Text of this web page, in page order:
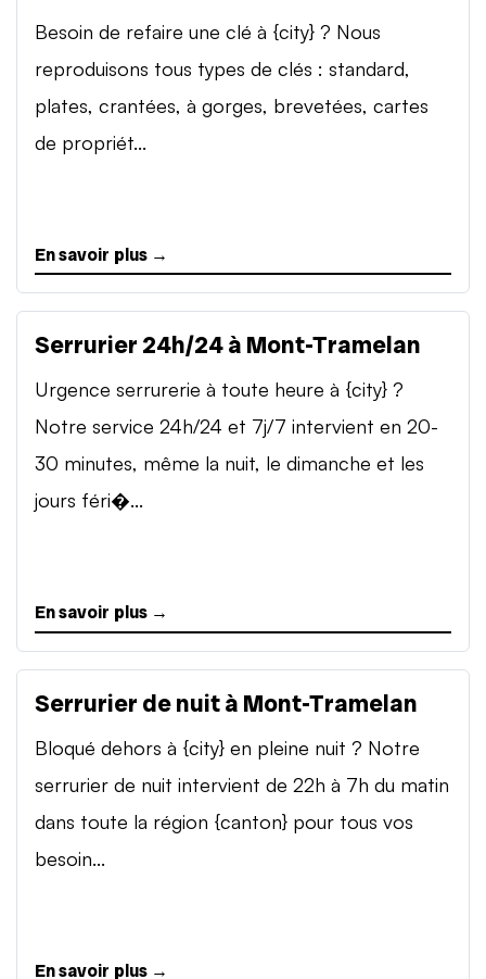
Besoin de refaire une clé à {city} ? Nous
reproduisons tous types de clés : standard,
plates, crantées, à gorges, brevetées, cartes
de propriét...
En savoir plus →
Serrurier 24h/24 à Mont-Tramelan
Urgence serrurerie à toute heure à {city} ?
Notre service 24h/24 et 7j/7 intervient en 20-
30 minutes, même la nuit, le dimanche et les
jours féri�...
En savoir plus →
Serrurier de nuit à Mont-Tramelan
Bloqué dehors à {city} en pleine nuit ? Notre
serrurier de nuit intervient de 22h à 7h du matin
dans toute la région {canton} pour tous vos
besoin...
En savoir plus →